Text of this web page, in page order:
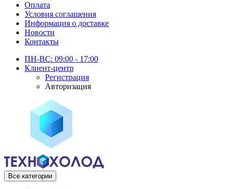
Оплата
Условия соглашения
Информация о доставке
Новости
Контакты
ПН-ВС: 09:00 - 17:00
Клиент-центр
Регистрация
Авторизация
Все категории